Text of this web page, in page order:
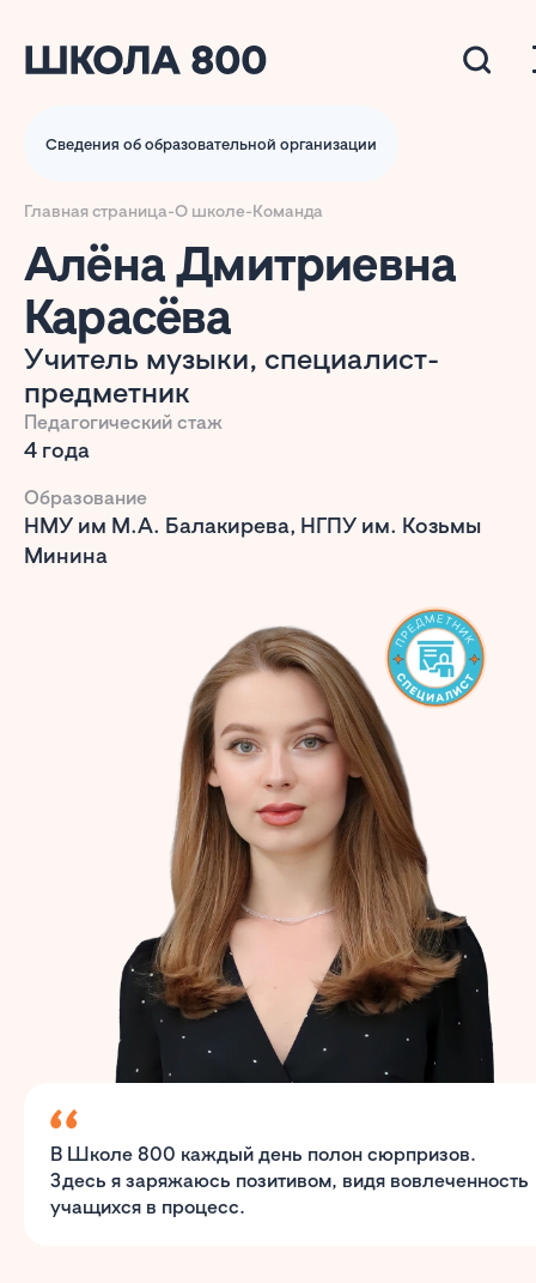
Сведения об образовательной организации
Главная страница-О школе-Команда
Алёна Дмитриевна
Карасёва
Учитель музыки, специалист-
предметник
Педагогический стаж
4 года
Образование
НМУ им М.А. Балакирева, НГПУ им. Козьмы
Минина
В Школе 800 каждый день полон сюрпризов.
Здесь я заряжаюсь позитивом, видя вовлеченность
учащихся в процесс.